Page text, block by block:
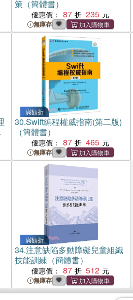
策（簡體書）
優惠價： 87 235
無庫存
滿額折
30.Swift編程權威指南(第二版)
（簡體書）
優惠價： 87 465
無庫存
滿額折
34.注意缺陷多動障礙兒童組織
技能訓練（簡體書）
優惠價： 87 512
無庫存